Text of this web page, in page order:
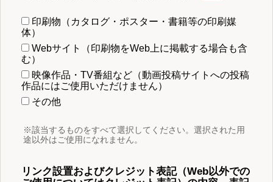
印刷物（カタログ・ポスター・書籍等の印刷媒
体）
Webサイト（印刷物をWeb上に掲載する場合も含
む）
映像作品・TV番組など（動画投稿サイトへの投稿
作品にはご使用いただけません）
その他
※該当するものをすべて選択してください。選択された用
途以外はご使用になれません。
リンク設置およびクレジット表記（Web以外での